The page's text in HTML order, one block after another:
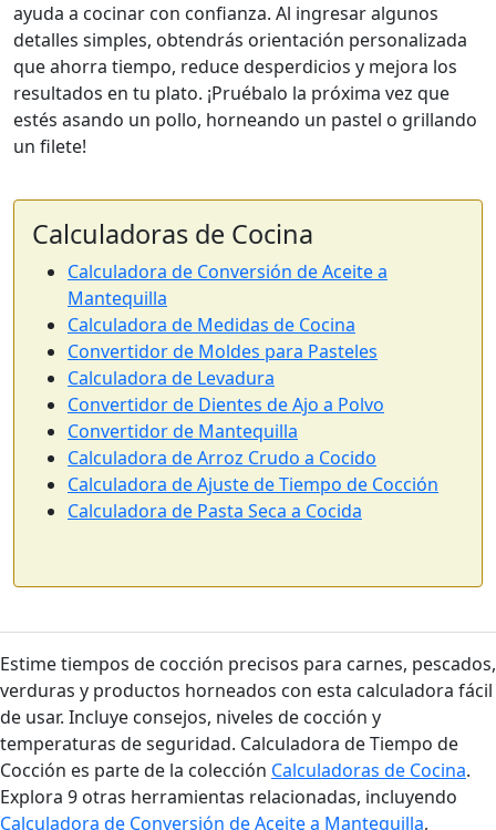
ayuda a cocinar con confianza. Al ingresar algunos
detalles simples, obtendrás orientación personalizada
que ahorra tiempo, reduce desperdicios y mejora los
resultados en tu plato. ¡Pruébalo la próxima vez que
estés asando un pollo, horneando un pastel o grillando
un filete!
Calculadoras de Cocina
Calculadora de Conversión de Aceite a
Mantequilla
Calculadora de Medidas de Cocina
Convertidor de Moldes para Pasteles
Calculadora de Levadura
Convertidor de Dientes de Ajo a Polvo
Convertidor de Mantequilla
Calculadora de Arroz Crudo a Cocido
Calculadora de Ajuste de Tiempo de Cocción
Calculadora de Pasta Seca a Cocida
Estime tiempos de cocción precisos para carnes, pescados,
verduras y productos horneados con esta calculadora fácil
de usar. Incluye consejos, niveles de cocción y
temperaturas de seguridad. Calculadora de Tiempo de
Cocción es parte de la colección Calculadoras de Cocina.
Explora 9 otras herramientas relacionadas, incluyendo
Calculadora de Conversión de Aceite a Mantequilla,